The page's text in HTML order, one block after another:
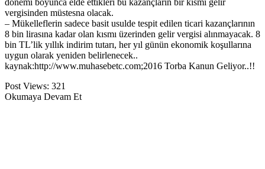
vergisinden müstesna olacak.
– Mükelleflerin sadece basit usulde tespit edilen ticari kazançlarının
8 bin lirasına kadar olan kısmı üzerinden gelir vergisi alınmayacak. 8
bin TL’lik yıllık indirim tutarı, her yıl günün ekonomik koşullarına
uygun olarak yeniden belirlenecek..
kaynak:http://www.muhasebetc.com;2016 Torba Kanun Geliyor..!!
Post Views: 321
Okumaya Devam Et